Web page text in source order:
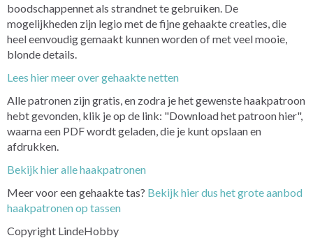
boodschappennet als strandnet te gebruiken. De
mogelijkheden zijn legio met de fijne gehaakte creaties, die
heel eenvoudig gemaakt kunnen worden of met veel mooie,
blonde details.
Lees hier meer over gehaakte netten
Alle patronen zijn gratis, en zodra je het gewenste haakpatroon
hebt gevonden, klik je op de link: "Download het patroon hier",
waarna een PDF wordt geladen, die je kunt opslaan en
afdrukken.
Bekijk hier alle haakpatronen
Meer voor een gehaakte tas? Bekijk hier dus het grote aanbod
haakpatronen op tassen
Copyright LindeHobby